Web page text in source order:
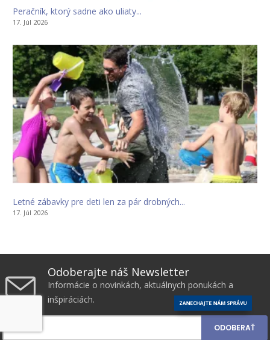
Peračník, ktorý sadne ako uliaty...
17. Júl 2026
Letné zábavky pre deti len za pár drobných...
17. Júl 2026
Odoberajte náš Newsletter
Informácie o novinkách, aktuálnych ponukách a
inšpiráciách.
ODOBERAŤ
ZANECHAJTE NÁM SPRÁVU